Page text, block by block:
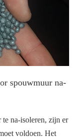
spouwmuur na-
na-isoleren, zijn er
voldoen. Het